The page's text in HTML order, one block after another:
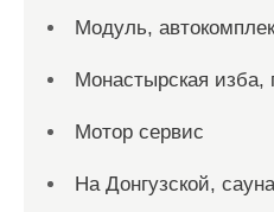
Модуль,
Монастырская изба,
Мотор сервис
На Донгузской, сауна